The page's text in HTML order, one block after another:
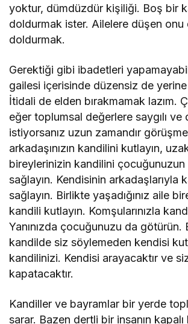
yoktur, dümdüzdür kişiliği. Boş bir
doldurmak ister. Ailelere düşen onu
doldurmak.
Gerektiği gibi ibadetleri
gailesi içerisinde düzensiz de
İtidali de elden bırakmamak lazım.
eğer toplumsal değerlere saygılı ve
istiyorsanız uzun zamandır
arkadaşınızın kandilini kutlayın,
bireylerinizin kandilini çocuğunuzun
sağlayın. Kendisinin arkadaşlarıyla
sağlayın. Birlikte yaşadığınız aile
kandili kutlayın. Komşularınızla
Yanınızda çocuğunuzu da götürün.
kandilde siz söylemeden kendisi
kandilinizi. Kendisi arayacaktır ve
kapatacaktır.
Kandiller ve bayramlar bir yerde
sarar. Bazen dertli bir insanın kapalı